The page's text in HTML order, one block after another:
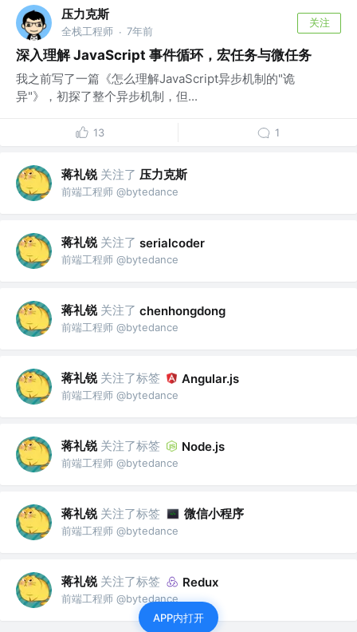
压力克斯
全栈工程师 · 7年前
关注
深入理解 JavaScript 事件循环，宏任务与微任务
我之前写了一篇《怎么理解JavaScript异步机制的"诡
异"》，初探了整个异步机制，但...
13 1
蒋礼锐 关注了 压力克斯
前端工程师 @bytedance
蒋礼锐 关注了 serialcoder
前端工程师 @bytedance
蒋礼锐 关注了 chenhongdong
前端工程师 @bytedance
蒋礼锐 关注了标签 Angular.js
前端工程师 @bytedance
蒋礼锐 关注了标签 Node.js
前端工程师 @bytedance
蒋礼锐 关注了标签 微信小程序
前端工程师 @bytedance
蒋礼锐 关注了标签 Redux
前端工程师 @bytedance
APP内打开